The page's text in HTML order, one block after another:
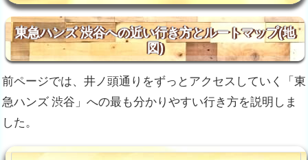
東急ハンズ 渋谷への近い行き方とルートマップ(地
図)
前ページでは、井ノ頭通りをずっとアクセスしていく「 東
急ハンズ 渋谷」への最も分かりやすい行き方を説明しま
した。